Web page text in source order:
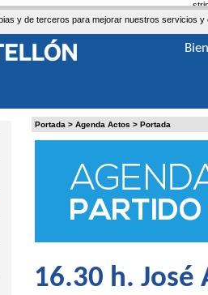
y de terceros para mejorar nuestros servicios
Portada > Agenda Actos > Portada
16.30 h.